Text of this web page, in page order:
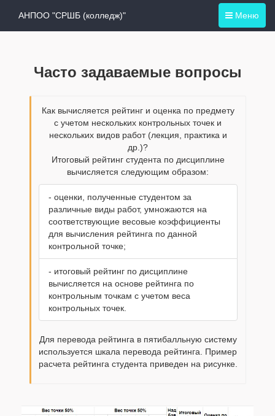
Меню
АНПОО "СРШБ (колледж)"
Часто задаваемые вопросы
Как вычисляется рейтинг и оценка по предмету
с учетом нескольких контрольных точек и
нескольких видов работ (лекция, практика и
др.)?
Итоговый рейтинг студента по дисциплине
вычисляется следующим образом:
- оценки, полученные студентом за
различные виды работ, умножаются на
соответствующие весовые коэффициенты
для вычисления рейтинга по данной
контрольной точке;
- итоговый рейтинг по дисциплине
вычисляется на основе рейтинга по
контрольным точкам с учетом веса
контрольных точек.
Для перевода рейтинга в пятибалльную систему
используется шкала перевода рейтинга. Пример
расчета рейтинга студента приведен на рисунке.